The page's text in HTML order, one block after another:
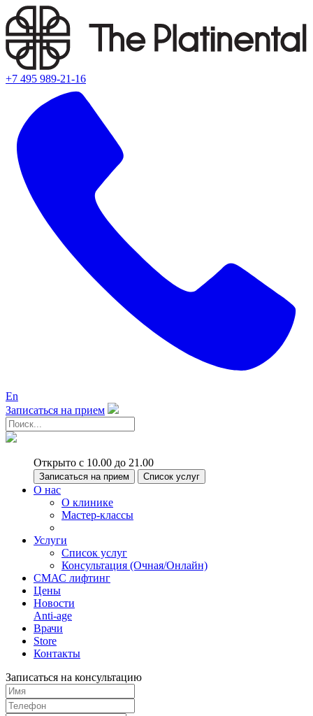
+7 495 989-21-16
En
Записаться на прием
Открыто с 10.00 до 21.00
Записаться на прием Список услуг
О нас
О клинике
Мастер-классы
Услуги
Список услуг
Консультация (Очная/Онлайн)
СМАС лифтинг
Цены
Новости
Anti-age
Врачи
Store
Контакты
Записаться на консультацию